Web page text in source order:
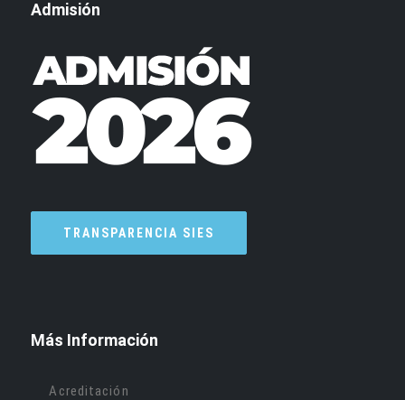
Más Información
Acreditación
Admisión
TRANSPARENCIA SIES